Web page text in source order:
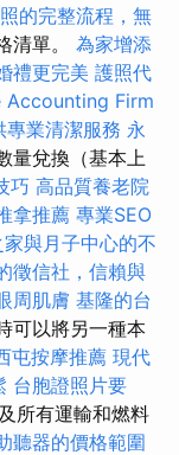
的完整流程，無
清單。 為家增添
禮更完美 護照代
Accounting Firm
業清潔服務 永
量兌換（基本上
巧 高品質養老院
拿推薦 專業SEO
與月子中心的不
徵信社，信賴與
周肌膚 基隆的台
可以將另一種本
屯按摩推薦 現代
台胞證照片要
所有運輸和燃料
聽器的價格範圍